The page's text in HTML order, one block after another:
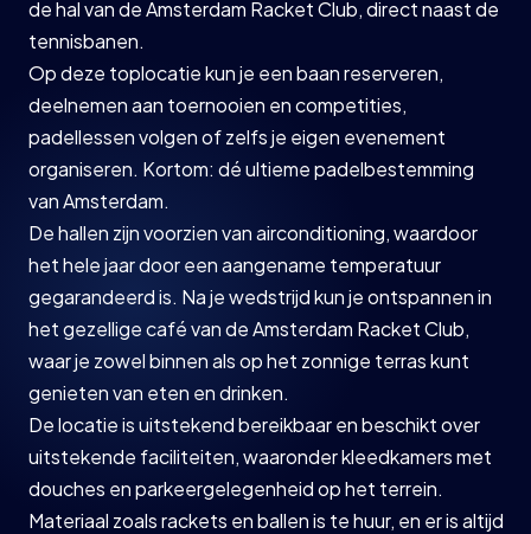
de hal van de Amsterdam Racket Club, direct naast de
tennisbanen.
Op deze toplocatie kun je een baan reserveren,
deelnemen aan toernooien en competities,
padellessen volgen of zelfs je eigen evenement
organiseren. Kortom: dé ultieme padelbestemming
van Amsterdam.
De hallen zijn voorzien van airconditioning, waardoor
het hele jaar door een aangename temperatuur
gegarandeerd is. Na je wedstrijd kun je ontspannen in
het gezellige café van de Amsterdam Racket Club,
waar je zowel binnen als op het zonnige terras kunt
genieten van eten en drinken.
De locatie is uitstekend bereikbaar en beschikt over
uitstekende faciliteiten, waaronder kleedkamers met
douches en parkeergelegenheid op het terrein.
Materiaal zoals rackets en ballen is te huur, en er is altijd